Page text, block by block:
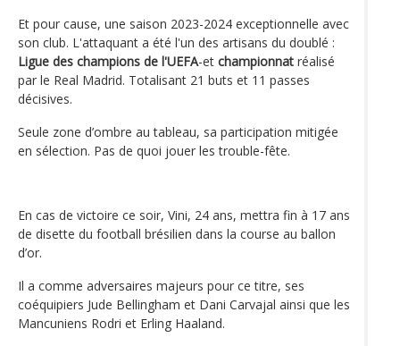
Et pour cause, une saison 2023-2024 exceptionnelle avec
son club. L'attaquant a été l'un des artisans du doublé :
Ligue des champions de l'UEFA-et championnat réalisé
par le Real Madrid. Totalisant 21 buts et 11 passes
décisives.
Seule zone d’ombre au tableau, sa participation mitigée
en sélection. Pas de quoi jouer les trouble-fête.
En cas de victoire ce soir, Vini, 24 ans, mettra fin à 17 ans
de disette du football brésilien dans la course au ballon
d’or.
Il a comme adversaires majeurs pour ce titre, ses
coéquipiers Jude Bellingham et Dani Carvajal ainsi que les
Mancuniens Rodri et Erling Haaland.